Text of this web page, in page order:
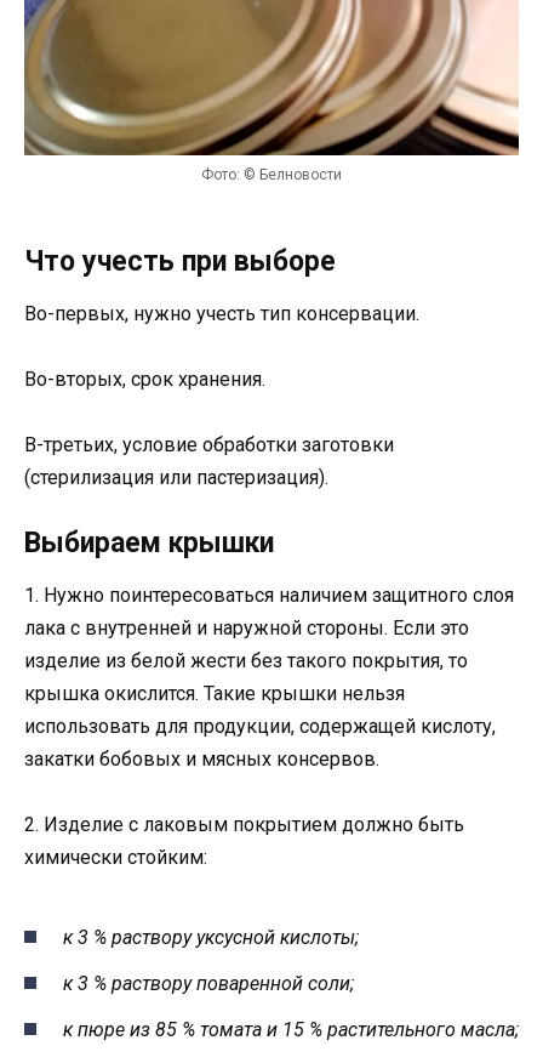
Фото: © Белновости
Что учесть при выборе
Во-первых, нужно учесть тип консервации.
Во-вторых, срок хранения.
В-третьих, условие обработки заготовки
(стерилизация или пастеризация).
Выбираем крышки
1. Нужно поинтересоваться наличием защитного слоя
лака с внутренней и наружной стороны. Если это
изделие из белой жести без такого покрытия, то
крышка окислится. Такие крышки нельзя
использовать для продукции, содержащей кислоту,
закатки бобовых и мясных консервов.
2. Изделие с лаковым покрытием должно быть
химически стойким:
к 3 % раствору уксусной кислоты;
к 3 % раствору поваренной соли;
к пюре из 85 % томата и 15 % растительного масла;